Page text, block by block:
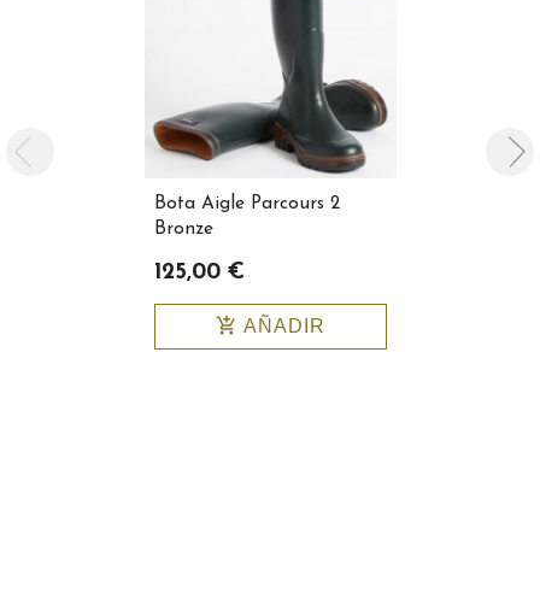
Bota Aigle Parcours 2
Bronze
125,00 €
add_shopping_cart AÑADIR